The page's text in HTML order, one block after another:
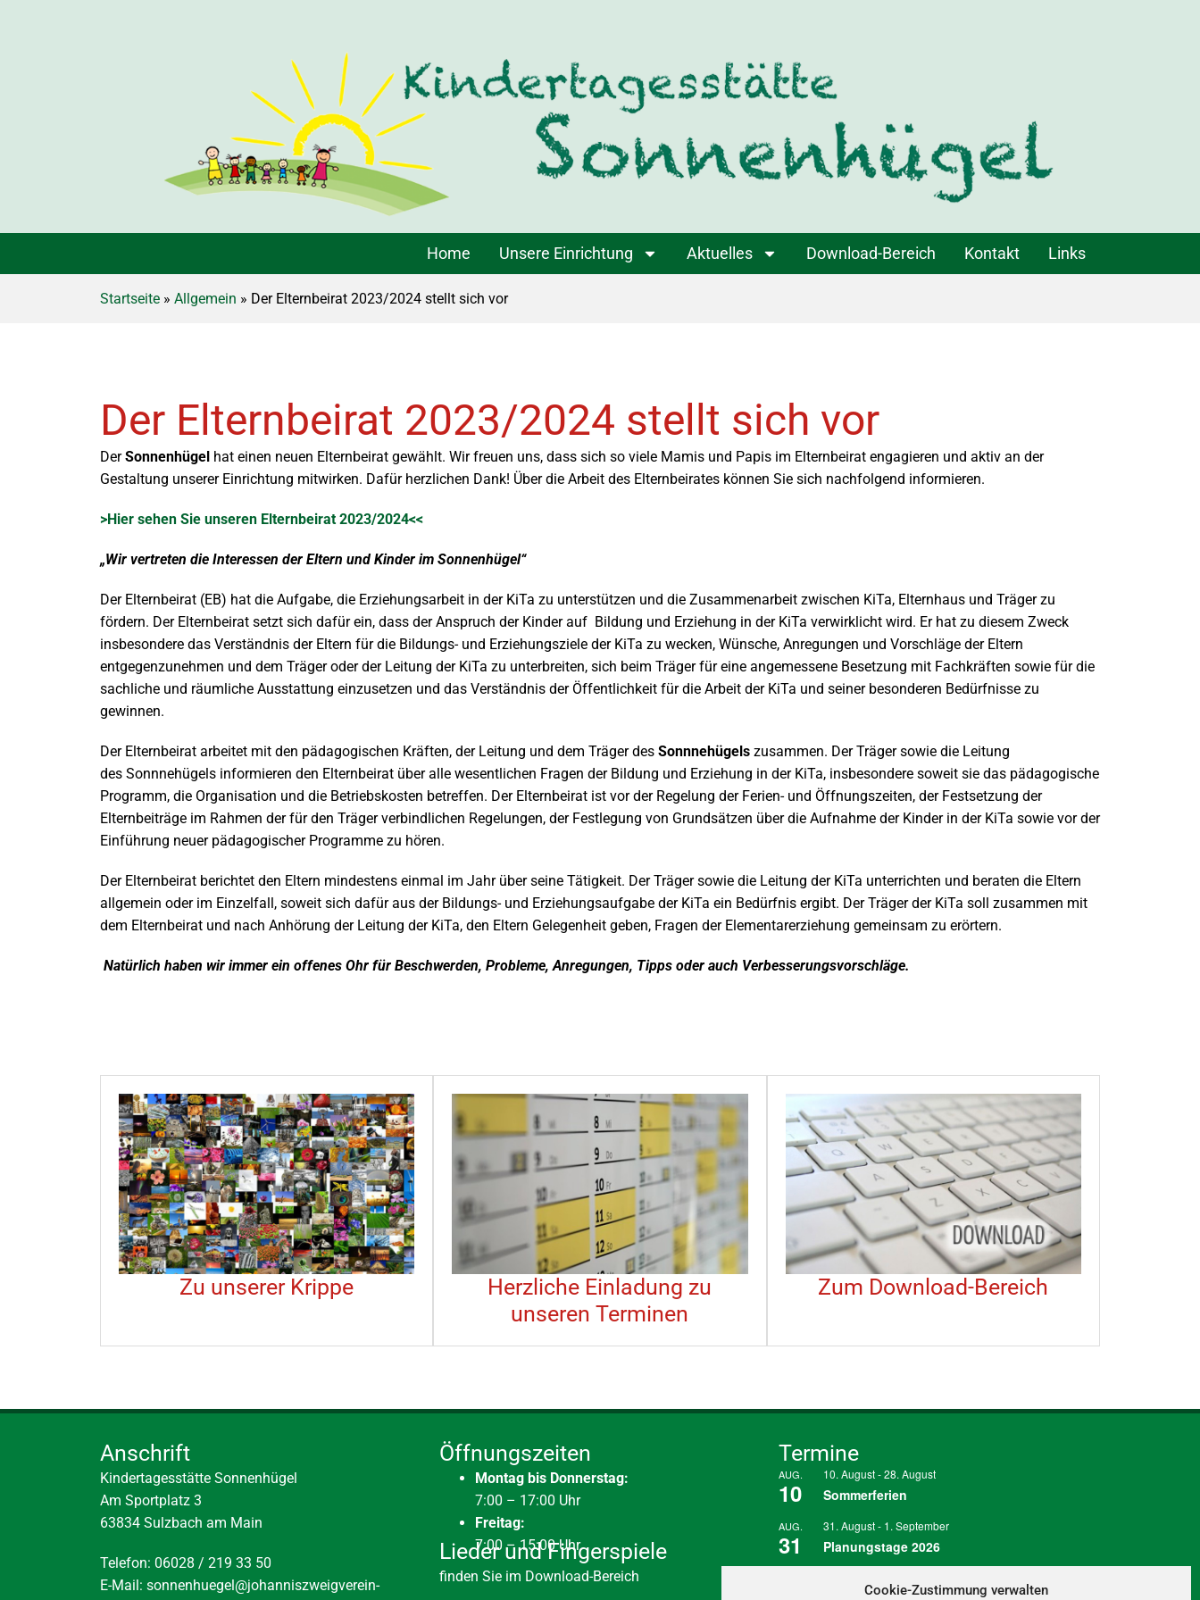
Cookie-Zustimmung verwalten
Home Unsere Einrichtung Aktuelles Download-Bereich Kontakt Links
Startseite » Allgemein » Der Elternbeirat 2023/2024 stellt sich vor
Der Elternbeirat 2023/2024 stellt sich vor
DerSonnenhügel hat einen neuen Elternbeirat gewählt. Wir freuen uns, dass sich so viele Mamis und Papis im Elternbeirat engagieren und aktiv an der
Gestaltung unserer Einrichtung mitwirken. Dafür herzlichen Dank! Über die Arbeit des Elternbeirates können Sie sich nachfolgend informieren.
>Hier sehen Sie unseren Elternbeirat 2023/2024<<
„Wir vertreten die Interessen der Eltern und Kinder im Sonnenhügel“
Der Elternbeirat (EB) hat die Aufgabe, die Erziehungsarbeit in der KiTa zu unterstützen und die Zusammenarbeit zwischen KiTa, Elternhaus und Träger zu
fördern. Der Elternbeirat setzt sich dafür ein, dass der Anspruch der Kinder auf Bildung und Erziehung in der KiTa verwirklicht wird. Er hat zu diesem Zweck
insbesondere das Verständnis der Eltern für die Bildungs- und Erziehungsziele der KiTa zu wecken, Wünsche, Anregungen und Vorschläge der Eltern
entgegenzunehmen und dem Träger oder der Leitung der KiTa zu unterbreiten, sich beim Träger für eine angemessene Besetzung mit Fachkräften sowie für die
sachliche und räumliche Ausstattung einzusetzen und das Verständnis der Öffentlichkeit für die Arbeit der KiTa und seiner besonderen Bedürfnisse zu
gewinnen.
Der Elternbeirat arbeitet mit den pädagogischen Kräften, der Leitung und dem Träger des Sonnnehügels zusammen. Der Träger sowie die Leitung
des Sonnnehügels informieren den Elternbeirat über alle wesentlichen Fragen der Bildung und Erziehung in der KiTa, insbesondere soweit sie das pädagogische
Programm, die Organisation und die Betriebskosten betreffen. Der Elternbeirat ist vor der Regelung der Ferien- und Öffnungszeiten, der Festsetzung der
Elternbeiträge im Rahmen der für den Träger verbindlichen Regelungen, der Festlegung von Grundsätzen über die Aufnahme der Kinder in der KiTa sowie vor der
Einführung neuer pädagogischer Programme zu hören.
Der Elternbeirat berichtet den Eltern mindestens einmal im Jahr über seine Tätigkeit. Der Träger sowie die Leitung der KiTa unterrichten und beraten die Eltern
allgemein oder im Einzelfall, soweit sich dafür aus der Bildungs- und Erziehungsaufgabe der KiTa ein Bedürfnis ergibt. Der Träger der KiTa soll zusammen mit
dem Elternbeirat und nach Anhörung der Leitung der KiTa, den Eltern Gelegenheit geben, Fragen der Elementarerziehung gemeinsam zu erörtern.
Natürlich haben wir immer ein offenes Ohr für Beschwerden, Probleme, Anregungen, Tipps oder auch Verbesserungsvorschläge.
Zu unserer Krippe
Herzliche Einladung zu
unseren Terminen
Zum Download-Bereich
Anschrift
Kindertagesstätte Sonnenhügel
Am Sportplatz 3
63834 Sulzbach am Main
Telefon: 06028 / 219 33 50
E-Mail: sonnenhuegel@johanniszweigverein-
Öffnungszeiten
Montag bis Donnerstag:
7:00 – 17:00 Uhr
Freitag:
7:00 – 15:00 Uhr
Lieder und Fingerspiele
finden Sie im Download-Bereich
Termine
AUG.
10
10. August-28. August
Sommerferien
AUG.
31
31. August- 1. September
Planungstage 2026